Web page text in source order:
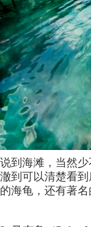
说到海滩，当然
澈到可以清楚看
的海龟，还有著名